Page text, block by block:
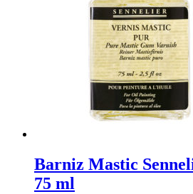
Barniz Mastic
75 ml